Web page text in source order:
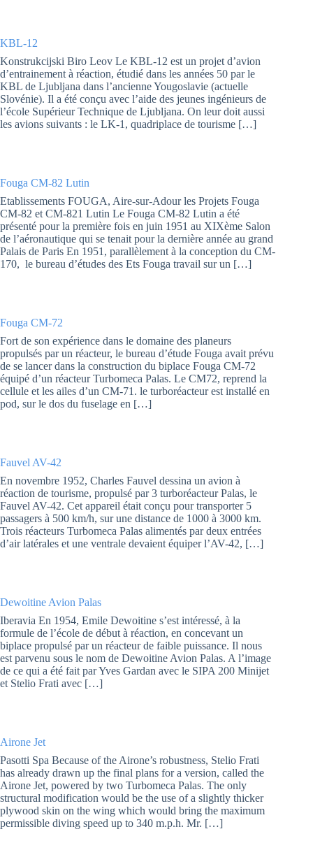
KBL-12
Konstrukcijski Biro Leov Le KBL-12 est un projet d’avion
d’entrainement à réaction, étudié dans les années 50 par le
KBL de Ljubljana dans l’ancienne Yougoslavie (actuelle
Slovénie). Il a été conçu avec l’aide des jeunes ingénieurs de
l’école Supérieur Technique de Ljubljana. On leur doit aussi
les avions suivants : le LK-1, quadriplace de tourisme […]
Fouga CM-82 Lutin
Etablissements FOUGA, Aire-sur-Adour les Projets Fouga
CM-82 et CM-821 Lutin Le Fouga CM-82 Lutin a été
présenté pour la première fois en juin 1951 au XIXème Salon
de l’aéronautique qui se tenait pour la dernière année au grand
Palais de Paris En 1951, parallèlement à la conception du CM-
170, le bureau d’études des Ets Fouga travail sur un […]
Fouga CM-72
Fort de son expérience dans le domaine des planeurs
propulsés par un réacteur, le bureau d’étude Fouga avait prévu
de se lancer dans la construction du biplace Fouga CM-72
équipé d’un réacteur Turbomeca Palas. Le CM72, reprend la
cellule et les ailes d’un CM-71. le turboréacteur est installé en
pod, sur le dos du fuselage en […]
Fauvel AV-42
En novembre 1952, Charles Fauvel dessina un avion à
réaction de tourisme, propulsé par 3 turboréacteur Palas, le
Fauvel AV-42. Cet appareil était conçu pour transporter 5
passagers à 500 km/h, sur une distance de 1000 à 3000 km.
Trois réacteurs Turbomeca Palas alimentés par deux entrées
d’air latérales et une ventrale devaient équiper l’AV-42, […]
Dewoitine Avion Palas
Iberavia En 1954, Emile Dewoitine s’est intéressé, à la
formule de l’école de début à réaction, en concevant un
biplace propulsé par un réacteur de faible puissance. Il nous
est parvenu sous le nom de Dewoitine Avion Palas. A l’image
de ce qui a été fait par Yves Gardan avec le SIPA 200 Minijet
et Stelio Frati avec […]
Airone Jet
Pasotti Spa Because of the Airone’s robustness, Stelio Frati
has already drawn up the final plans for a version, called the
Airone Jet, powered by two Turbomeca Palas. The only
structural modification would be the use of a slightly thicker
plywood skin on the wing which would bring the maximum
permissible diving speed up to 340 m.p.h. Mr. […]